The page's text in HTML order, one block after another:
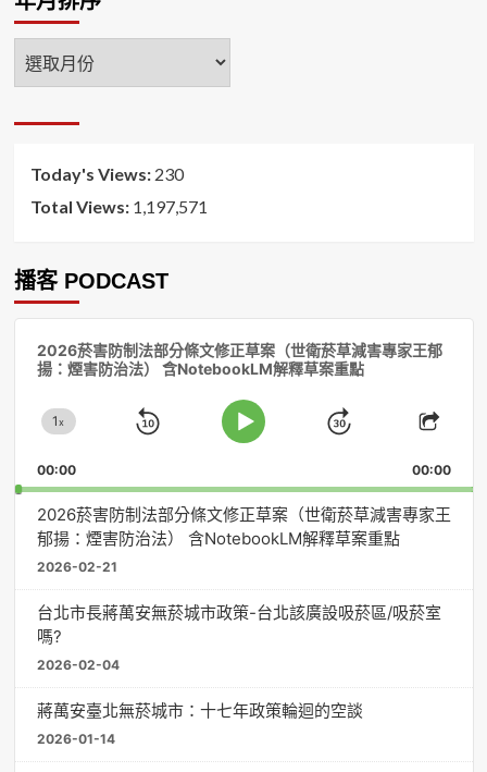
年
月
序
Today's Views: 230
Total Views: 1,197,571
播客 PODCAST
2026菸害防制法部分條文修正草案（世衛菸草減害專家王郁
揚：煙害防治法） 含NotebookLM解釋草案重點
Change
Rate
1x
Skip
Play
Jump
Forward
Share
00:00 00:00
2026菸害防制法部分條文修正草案（世衛菸草減害專家王
郁揚：煙害防治法） 含NotebookLM解釋草案重點
2026-02-21
台北市長蔣萬安無菸城市政策-台北該廣設吸菸區/吸菸室
嗎?
2026-02-04
蔣萬安臺北無菸城市：十七年政策輪迴的空談
2026-01-14